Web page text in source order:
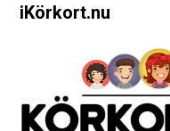
iKörkort.nu